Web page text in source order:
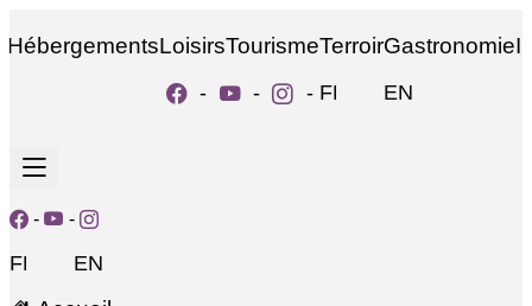
HébergementsLoisirsTourismeTerroirGastronomie
- - - FR EN
- -
FR EN